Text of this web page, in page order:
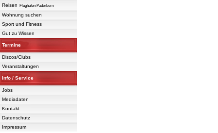
Reisen
Flughafen Paderborn
Wohnung suchen
Sport und Fitness
Gut zu Wissen
Termine
Discos/Clubs
Veranstaltungen
Info / Service
Jobs
Mediadaten
Kontakt
Datenschutz
Impressum